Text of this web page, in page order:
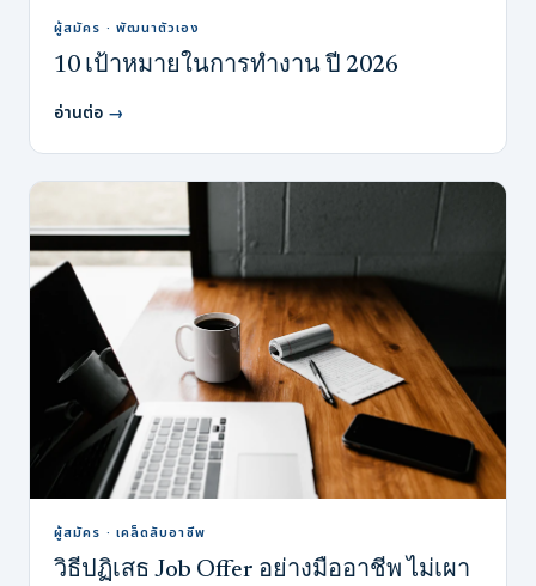
ผู้สมัคร · พัฒนาตัวเอง
10 เป้าหมายในการทำงาน ปี 2026
อ่านต่อ →
ผู้สมัคร · เคล็ดลับอาชีพ
วิธีปฏิเสธ Job Offer อย่างมืออาชีพ ไม่เผา